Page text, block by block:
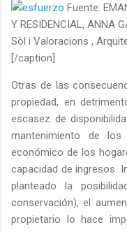
Fuente:
Y RESIDENCIAL, ANNA
Sòl i Valoracions ,
[/caption]
Otras de las
propiedad, en
escasez de
mantenimiento de
económico de los
capacidad de ingresos.
planteado la
conservación), el
propietario lo hace